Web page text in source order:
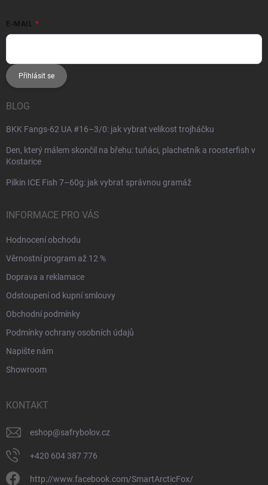
E-MAIL
Přihlásit se
BLOG
BKK Fangs-62 UA #16–3/0: jak vybrat velikost trojháčku
Den, který málem skončil na břehu: tuňáci, plachetník a roosterfish v
Kostarice
Pilkin ICE Fish 7–60g: jak vybrat správnou gramáž
INFORMACE PRO VÁS
Hodnocení obchodu
Věrnostní program až 12 %
Doprava a reklamace
Odstoupení od kupní smlouvy
Obchodní podmínky
Podmínky ochrany osobních údajů
Napište nám
Showroom
KONTAKT
eshop@safrybolov.cz
+420 604 387 776
http://www.facebook.com/SmartArcticFox/